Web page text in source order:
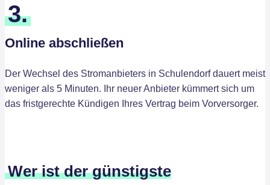
3.
Online abschließen
Der Wechsel des Stromanbieters in Schulendorf dauert meist
weniger als 5 Minuten. Ihr neuer Anbieter kümmert sich um
das fristgerechte Kündigen Ihres Vertrag beim Vorversorger.
Wer ist der günstigste